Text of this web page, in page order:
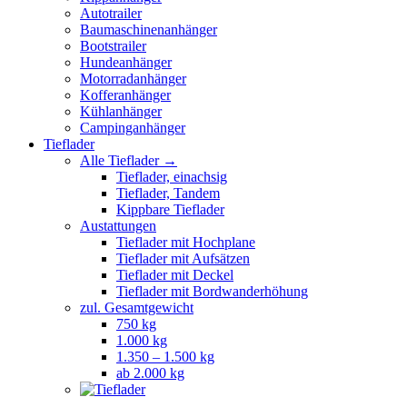
Autotrailer
Baumaschinenanhänger
Bootstrailer
Hundeanhänger
Motorradanhänger
Kofferanhänger
Kühlanhänger
Campinganhänger
Tieflader
Alle Tieflader →
Tieflader, einachsig
Tieflader, Tandem
Kippbare Tieflader
Austattungen
Tieflader mit Hochplane
Tieflader mit Aufsätzen
Tieflader mit Deckel
Tieflader mit Bordwanderhöhung
zul. Gesamtgewicht
750 kg
1.000 kg
1.350 – 1.500 kg
ab 2.000 kg